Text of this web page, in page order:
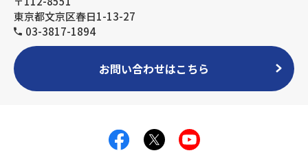
東京都文京区春日1-13-27
03-3817-1894
お問い合わせはこちら